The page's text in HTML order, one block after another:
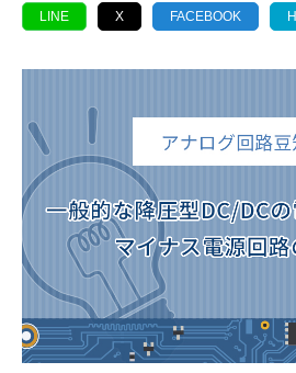
LINE X FACEBOOK